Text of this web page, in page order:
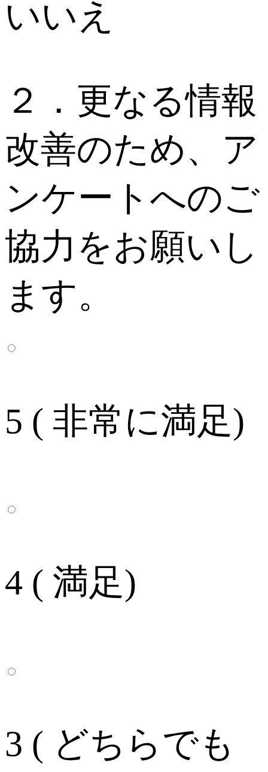
いいえ
２．更なる情報
改善のため、ア
ンケートへのご
協力をお願いし
ます。
5 ( 非常に満足)
4 ( 満足)
3 ( どちらでも